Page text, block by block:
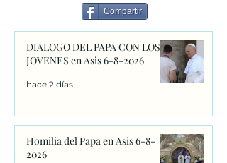
Compartir
DIALOGO DEL PAPA CON LOS
JOVENES en Asis 6-8-2026
hace 2 días
Homilia del Papa en Asis 6-8-
2026